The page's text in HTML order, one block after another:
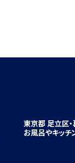
東京都 足立区・
お風呂やキッチ